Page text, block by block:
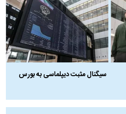
سیگنال مثبت دیپلماسی به بورس